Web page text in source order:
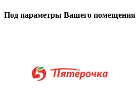
Под параметры Вашего помещения